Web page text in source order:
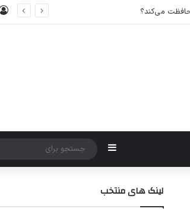
سایدبار
لینک های منتخب